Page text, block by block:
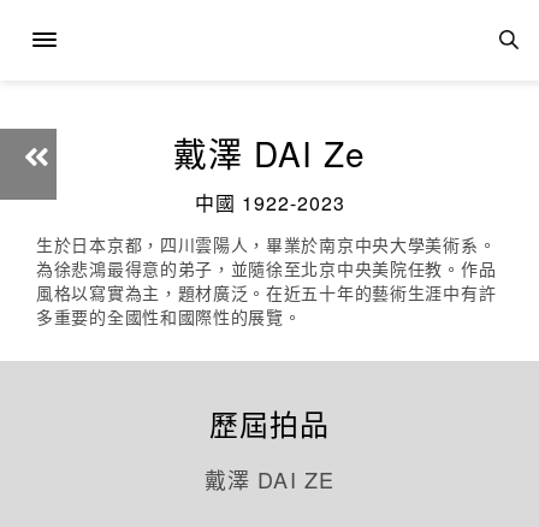
戴澤 DAI Ze
中國 1922-2023
生於日本京都，四川雲陽人，畢業於南京中央大學美術系。
為徐悲鴻最得意的弟子，並隨徐至北京中央美院任教。作品
風格以寫實為主，題材廣泛。在近五十年的藝術生涯中有許
多重要的全國性和國際性的展覽。
歷屆拍品
戴澤 DAI ZE